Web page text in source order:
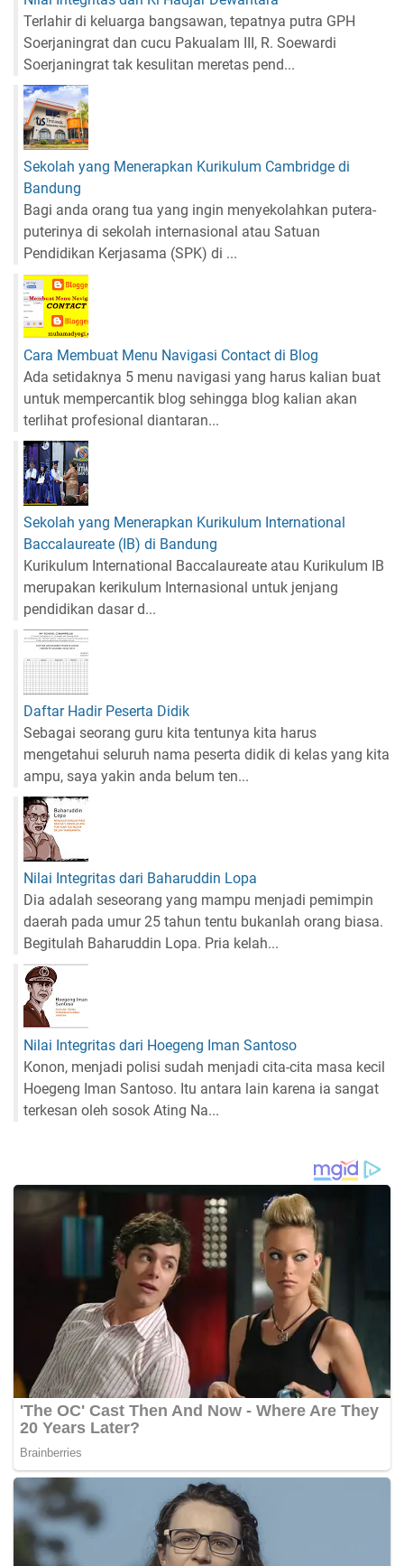
M
A
A
/
S
e
a
t
Terlahir di keluarga bangsawan, tepatnya putra GPH
Soerjaningrat dan cucu Pakualam III, R. Soewardi
Soerjaningrat tak kesulitan meretas pend...
Sekolah yang Menerapkan Kurikulum Cambridge di
Bandung
Bagi anda orang tua yang ingin menyekolahkan putera-
puterinya di sekolah internasional atau Satuan
Pendidikan Kerjasama (SPK) di ...
Cara Membuat Menu Navigasi Contact di Blog
Ada setidaknya 5 menu navigasi yang harus kalian buat
untuk mempercantik blog sehingga blog kalian akan
terlihat profesional diantaran...
Sekolah yang Menerapkan Kurikulum International
Baccalaureate (IB) di Bandung
Kurikulum International Baccalaureate atau Kurikulum IB
merupakan kerikulum Internasional untuk jenjang
pendidikan dasar d...
Daftar Hadir Peserta Didik
Sebagai seorang guru kita tentunya kita harus
mengetahui seluruh nama peserta didik di kelas yang kita
ampu, saya yakin anda belum ten...
Nilai Integritas dari Baharuddin Lopa
Dia adalah seseorang yang mampu menjadi pemimpin
daerah pada umur 25 tahun tentu bukanlah orang biasa.
Begitulah Baharuddin Lopa. Pria kelah...
Nilai Integritas dari Hoegeng Iman Santoso
Konon, menjadi polisi sudah menjadi cita-cita masa kecil
Hoegeng Iman Santoso. Itu antara lain karena ia sangat
terkesan oleh sosok Ating Na...